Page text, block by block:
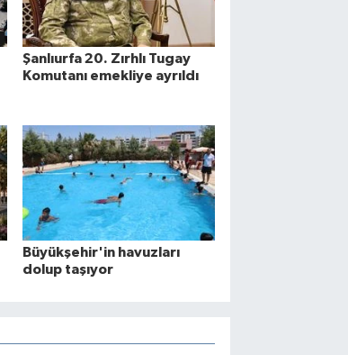
Şanlıurfa 20. Zırhlı Tugay
Komutanı emekliye ayrıldı
Büyükşehir'in havuzları
dolup taşıyor